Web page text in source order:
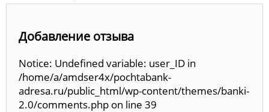
Добавление отзыва
Notice: Undefined variable: user_ID in
/home/a/amdser4x/pochtabank-
adresa.ru/public_html/wp-content/themes/banki-
2.0/comments.php on line 39